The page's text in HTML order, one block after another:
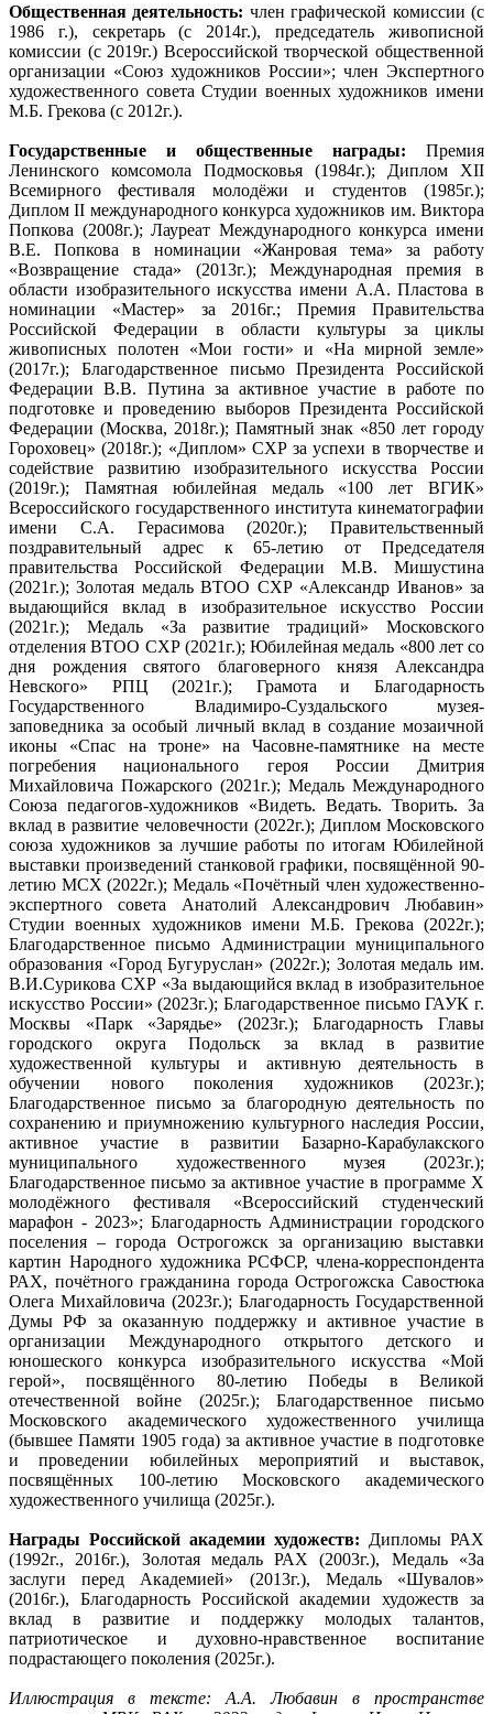
Общественная деятельность: член графической комиссии (с
1986 г.), секретарь (с 2014г.), председатель живописной
комиссии (с 2019г.) Всероссийской творческой общественной
организации «Союз художников России»; член Экспертного
художественного совета Студии военных художников имени
М.Б. Грекова (с 2012г.).
Государственные и общественные награды: Премия
Ленинского комсомола Подмосковья (1984г.); Диплом XII
Всемирного фестиваля молодёжи и студентов (1985г.);
Диплом II международного конкурса художников им. Виктора
Попкова (2008г.); Лауреат Международного конкурса имени
В.Е. Попкова в номинации «Жанровая тема» за работу
«Возвращение стада» (2013г.); Международная премия в
области изобразительного искусства имени А.А. Пластова в
номинации «Мастер» за 2016г.; Премия Правительства
Российской Федерации в области культуры за циклы
живописных полотен «Мои гости» и «На мирной земле»
(2017г.); Благодарственное письмо Президента Российской
Федерации В.В. Путина за активное участие в работе по
подготовке и проведению выборов Президента Российской
Федерации (Москва, 2018г.); Памятный знак «850 лет городу
Гороховец» (2018г.); «Диплом» СХР за успехи в творчестве и
содействие развитию изобразительного искусства России
(2019г.); Памятная юбилейная медаль «100 лет ВГИК»
Всероссийского государственного института кинематографии
имени С.А. Герасимова (2020г.); Правительственный
поздравительный адрес к 65-летию от Председателя
правительства Российской Федерации М.В. Мишустина
(2021г.); Золотая медаль ВТОО СХР «Александр Иванов» за
выдающийся вклад в изобразительное искусство России
(2021г.); Медаль «За развитие традиций» Московского
отделения ВТОО СХР (2021г.); Юбилейная медаль «800 лет со
дня рождения святого благоверного князя Александра
Невского» РПЦ (2021г.); Грамота и Благодарность
Государственного Владимиро-Суздальского музея-
заповедника за особый личный вклад в создание мозаичной
иконы «Спас на троне» на Часовне-памятнике на месте
погребения национального героя России Дмитрия
Михайловича Пожарского (2021г.); Медаль Международного
Союза педагогов-художников «Видеть. Ведать. Творить. За
вклад в развитие человечности (2022г.); Диплом Московского
союза художников за лучшие работы по итогам Юбилейной
выставки произведений станковой графики, посвящённой 90-
летию МСХ (2022г.); Медаль «Почётный член художественно-
экспертного совета Анатолий Александрович Любавин»
Студии военных художников имени М.Б. Грекова (2022г.);
Благодарственное письмо Администрации муниципального
образования «Город Бугуруслан» (2022г.); Золотая медаль им.
В.И.Сурикова СХР «За выдающийся вклад в изобразительное
искусство России» (2023г.); Благодарственное письмо ГАУК г.
Москвы «Парк «Зарядье» (2023г.); Благодарность Главы
городского округа Подольск за вклад в развитие
художественной культуры и активную деятельность в
обучении нового поколения художников (2023г.);
Благодарственное письмо за благородную деятельность по
сохранению и приумножению культурного наследия России,
активное участие в развитии Базарно-Карабулакского
муниципального художественного музея (2023г.);
Благодарственное письмо за активное участие в программе Х
молодёжного фестиваля «Всероссийский студенческий
марафон - 2023»; Благодарность Администрации городского
поселения – города Острогожск за организацию выставки
картин Народного художника РСФСР, члена-корреспондента
РАХ, почётного гражданина города Острогожска Савостюка
Олега Михайловича (2023г.); Благодарность Государственной
Думы РФ за оказанную поддержку и активное участие в
организации Международного открытого детского и
юношеского конкурса изобразительного искусства «Мой
герой», посвящённого 80-летию Победы в Великой
отечественной войне (2025г.); Благодарственное письмо
Московского академического художественного училища
(бывшее Памяти 1905 года) за активное участие в подготовке
и проведении юбилейных мероприятий и выставок,
посвящённых 100-летию Московского академического
художественного училища (2025г.).
Награды Российской академии художеств: Дипломы РАХ
(1992г., 2016г.), Золотая медаль РАХ (2003г.), Медаль «За
заслуги перед Академией» (2013г.), Медаль «Шувалов»
(2016г.), Благодарность Российской академии художеств за
вклад в развитие и поддержку молодых талантов,
патриотическое и духовно-нравственное воспитание
подрастающего поколения (2025г.).
Иллюстрация в тексте: А.А. Любавин в пространстве